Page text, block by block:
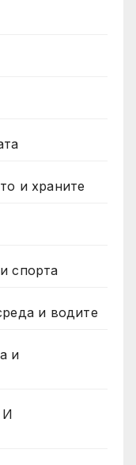
и храните
спорта
и водите
и